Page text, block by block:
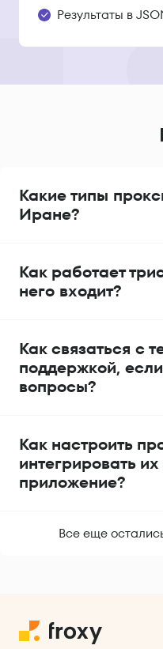
Результаты в
Какие типы
Иране?
Как работает
него входит?
Как связаться с
поддержкой,
вопросы?
Как настроить
интегрировать
приложение?
Все еще